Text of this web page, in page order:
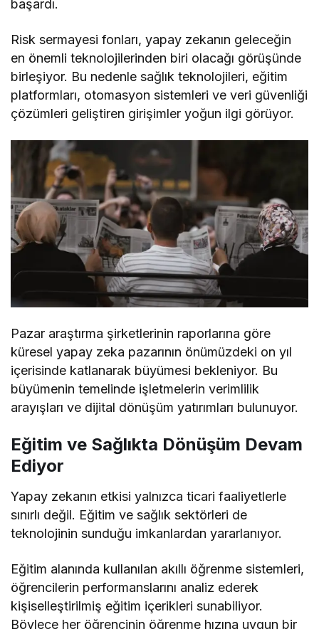
başardı.
Risk sermayesi fonları, yapay zekanın geleceğin
en önemli teknolojilerinden biri olacağı görüşünde
birleşiyor. Bu nedenle sağlık teknolojileri, eğitim
platformları, otomasyon sistemleri ve veri güvenliği
çözümleri geliştiren girişimler yoğun ilgi görüyor.
Pazar araştırma şirketlerinin raporlarına göre
küresel yapay zeka pazarının önümüzdeki on yıl
içerisinde katlanarak büyümesi bekleniyor. Bu
büyümenin temelinde işletmelerin verimlilik
arayışları ve dijital dönüşüm yatırımları bulunuyor.
Eğitim ve Sağlıkta Dönüşüm Devam
Ediyor
Yapay zekanın etkisi yalnızca ticari faaliyetlerle
sınırlı değil. Eğitim ve sağlık sektörleri de
teknolojinin sunduğu imkanlardan yararlanıyor.
Eğitim alanında kullanılan akıllı öğrenme sistemleri,
öğrencilerin performanslarını analiz ederek
kişiselleştirilmiş eğitim içerikleri sunabiliyor.
Böylece her öğrencinin öğrenme hızına uygun bir